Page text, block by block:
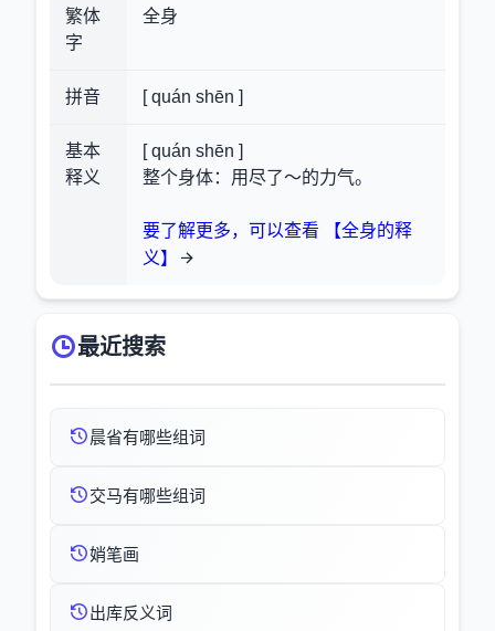
繁体
字
全身
拼音 [ quán shēn ]
基本
释义
[ quán shēn ]
整个身体：用尽了～的力气。
要了解更多，可以查看 【全身的释
义】
最近搜索
晨省有哪些组词
交马有哪些组词
娋笔画
出库反义词